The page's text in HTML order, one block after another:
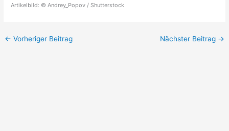
Artikelbild: © Andrey_Popov / Shutterstock
← Vorheriger Beitrag Nächster Beitrag →